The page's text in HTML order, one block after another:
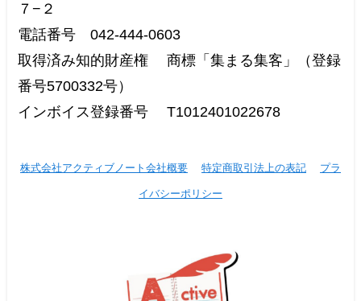
７−２
電話番号 042-444-0603
取得済み知的財産権 商標「集まる集客」（登録
番号5700332号）
インボイス登録番号 T1012401022678
株式会社アクティブノート会社概要 特定商取引法上の表記 プラ
イバシーポリシー